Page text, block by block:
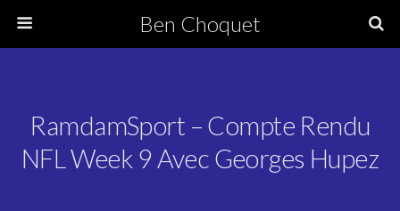
Ben Choquet
RamdamSport – Compte Rendu
NFL Week 9 Avec Georges Hupez